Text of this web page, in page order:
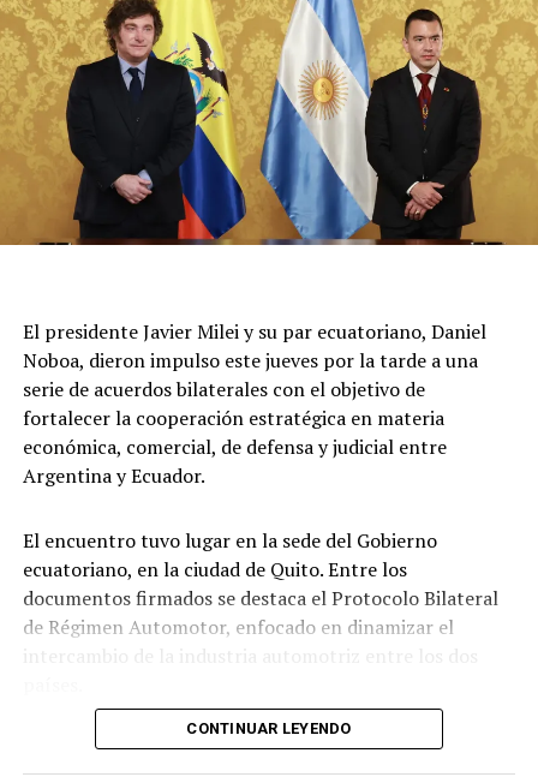
Unos 15 móviles del Sistema de Atención Médica de
Emergencias trabajan en la zona y no se confirmaron
más damnificados. Por el momento, continúa el
operativo y se mantiene cortado el tránsito en la zona,
sobre la calle San José.
El presidente Javier Milei y su par ecuatoriano, Daniel
Noboa, dieron impulso este jueves por la tarde a una
serie de acuerdos bilaterales con el objetivo de
fortalecer la cooperación estratégica en materia
económica, comercial, de defensa y judicial entre
Argentina y Ecuador.
El encuentro tuvo lugar en la sede del Gobierno
ecuatoriano, en la ciudad de Quito. Entre los
documentos firmados se destaca el Protocolo Bilateral
de Régimen Automotor, enfocado en dinamizar el
CONTINUAR LEYENDO